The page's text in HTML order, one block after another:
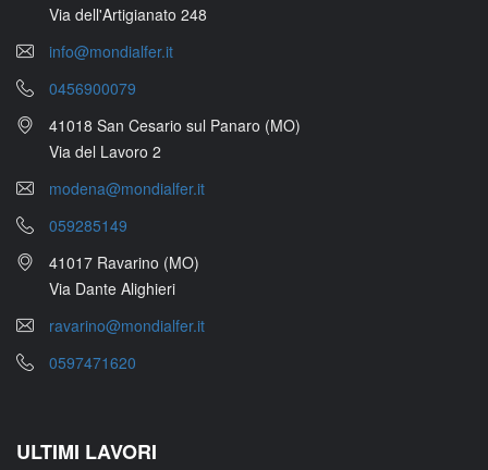
Via dell'Artigianato 248
info@mondialfer.it
0456900079
41018 San Cesario sul Panaro (MO)
Via del Lavoro 2
modena@mondialfer.it
059285149
41017 Ravarino (MO)
Via Dante Alighieri
ravarino@mondialfer.it
0597471620
ULTIMI LAVORI